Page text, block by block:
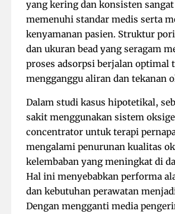
yang kering dan konsisten
memenuhi standar medis serta
kenyamanan pasien. Struktur
dan ukuran bead yang seragam
proses adsorpsi berjalan optimal
mengganggu aliran dan tekanan
Dalam studi kasus hipotetikal,
sakit menggunakan sistem
concentrator untuk terapi
mengalami penurunan kualitas
kelembaban yang meningkat di
Hal ini menyebabkan performa
dan kebutuhan perawatan
Dengan mengganti media